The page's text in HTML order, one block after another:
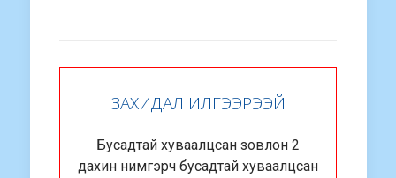
ЗАХИДАЛ ИЛГЭЭРЭЭЙ
Бусадтай хуваалцсан зовлон 2
дахин нимгэрч бусадтай хуваалцсан